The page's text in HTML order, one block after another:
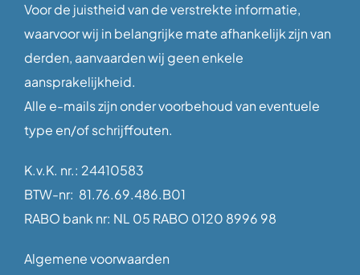
Voor de juistheid van de verstrekte informatie,
waarvoor wij in belangrijke mate afhankelijk zijn van
derden, aanvaarden wij geen enkele
aansprakelijkheid.
Alle e-mails zijn onder voorbehoud van eventuele
type en/of schrijffouten.
K.v.K. nr.: 24410583
BTW-nr: 81.76.69.486.B01
RABO bank nr: NL 05 RABO 0120 8996 98
Algemene voorwaarden